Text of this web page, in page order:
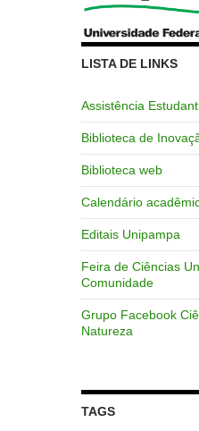
LISTA DE LINKS
Assistência
Biblioteca de
Biblioteca web
Calendário
Editais Unipampa
Feira de Ciências
Comunidade
Grupo Facebook
Natureza
TAGS